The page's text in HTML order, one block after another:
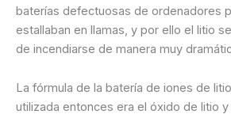
baterías defectuosas de ordenadores
estallaban en llamas, y por ello el litio
de incendiarse de manera muy
La fórmula de la batería de iones de
utilizada entonces era el óxido de litio